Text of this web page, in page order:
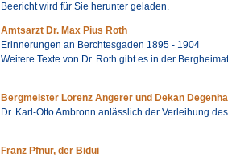
Beericht wird für Sie herunter geladen.
Amtsarzt Dr. Max Pius Roth
Erinnerungen an Berchtesgaden 1895 - 1904
Weitere Texte von Dr. Roth gibt es in der
Bergmeister Lorenz Angerer und Dekan
Dr. Karl-Otto Ambronn anlässlich der Verleihung
Franz Pfnür, der Bidui